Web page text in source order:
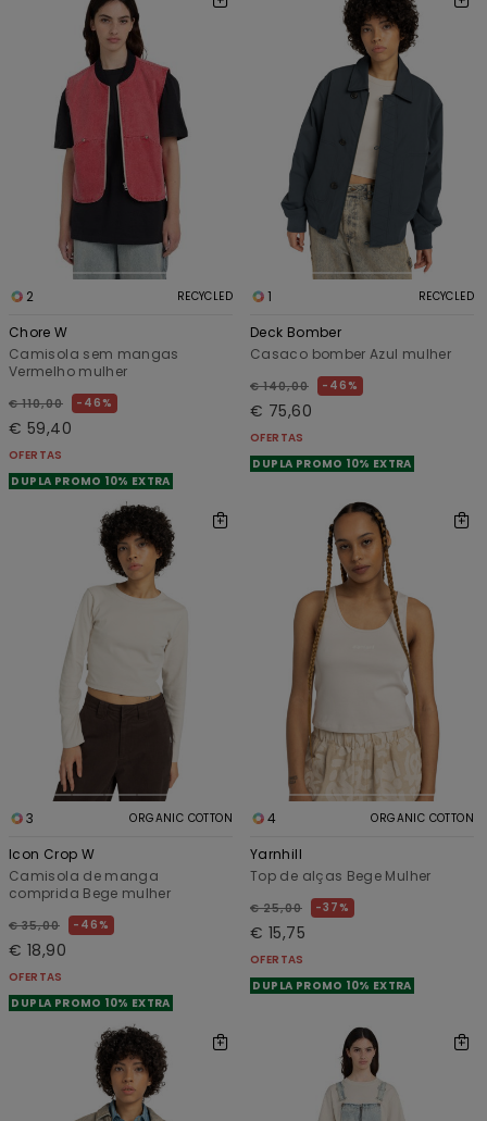
2 RECYCLED
Chore W
Camisola sem mangas
Vermelho mulher
€ 110,00 46%
€ 59,40
OFERTAS
DUPLA PROMO 10% EXTRA
1 RECYCLED
Deck Bomber
Casaco bomber Azul mulher
€ 140,00 46%
€ 75,60
OFERTAS
DUPLA PROMO 10% EXTRA
3 ORGANIC COTTON
Icon Crop W
Camisola de manga
comprida Bege mulher
€ 35,00 46%
€ 18,90
OFERTAS
DUPLA PROMO 10% EXTRA
4 ORGANIC COTTON
Yarnhill
Top de alças Bege Mulher
€ 25,00 37%
€ 15,75
OFERTAS
DUPLA PROMO 10% EXTRA